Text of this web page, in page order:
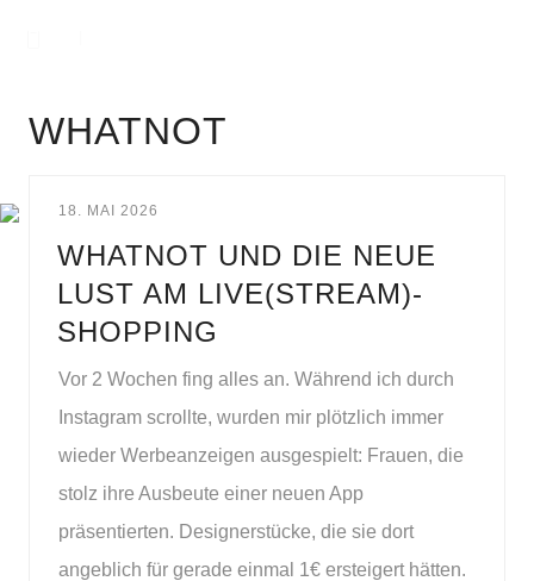
WHATNOT
18. MAI 2026
WHATNOT UND DIE NEUE
LUST AM LIVE(STREAM)-
SHOPPING
Vor 2 Wochen fing alles an. Während ich durch
Instagram scrollte, wurden mir plötzlich immer
wieder Werbeanzeigen ausgespielt: Frauen, die
stolz ihre Ausbeute einer neuen App
präsentierten. Designerstücke, die sie dort
angeblich für gerade einmal 1€ ersteigert hätten.